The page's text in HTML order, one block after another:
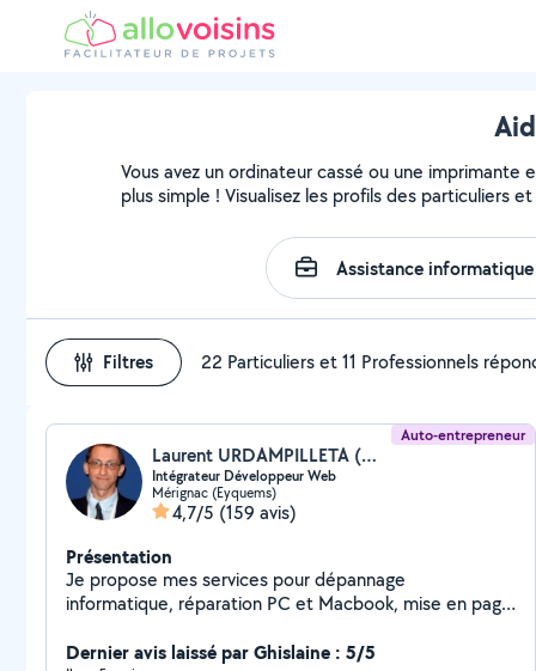
Vous avez un ordinateur cassé ou une
plus simple ! Visualisez les profils des particuliers
Filtres 22 Particuliers et 11 Professionnels
Auto-entrepreneur
Laurent URDAMPILLETA (WebThalm33)
Intégrateur Développeur Web
Mérignac (Eyquems)
4,7/5 (159 avis)
Présentation
Je propose mes services pour dépannage
informatique, réparation PC et Macbook, mise en page
blog, portfolio, business, ecommerce et refonte de
Dernier avis laissé par Ghislaine : 5/5